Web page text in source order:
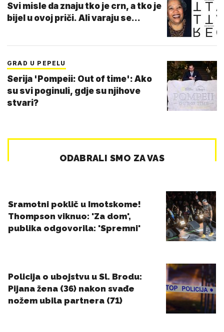
Svi misle da znaju tko je crn, a tko je
bijel u ovoj priči. Ali varaju se...
GRAD U PEPELU
Serija 'Pompeii: Out of time': Ako
su svi poginuli, gdje su njihove
stvari?